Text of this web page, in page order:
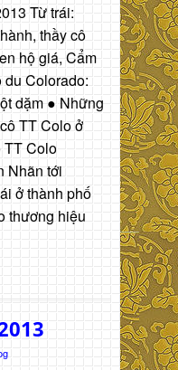
Từ trái:
thầy cô
hộ giá, Cẩm
du Colorado:
dặm ● Những
TT Colo ở
TT Colo
Nhãn tới
ở thành phố
thương hiệu